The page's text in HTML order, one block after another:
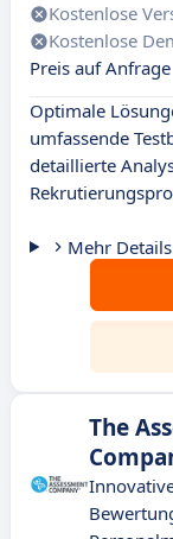
Kostenlose
Kostenlose
Preis auf Anfrage
Optimale
umfassende
detaillierte
Mehr
The